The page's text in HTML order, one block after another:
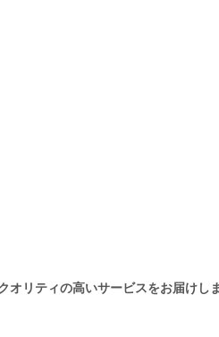
リティの高いサービスをお届けしま